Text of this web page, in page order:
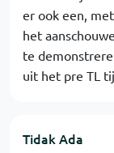
er ook een,
het
te
uit het pre TL
Tidak Ada